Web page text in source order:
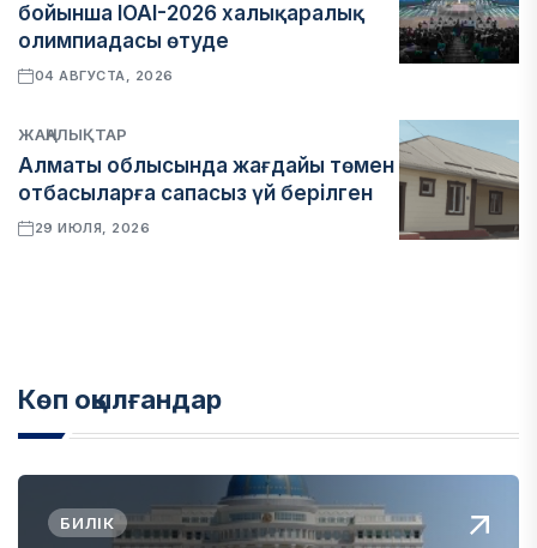
бойынша IOAI-2026 халықаралық
олимпиадасы өтуде
04 АВГУСТА, 2026
ЖАҢАЛЫҚТАР
Алматы облысында жағдайы төмен
отбасыларға сапасыз үй берілген
29 ИЮЛЯ, 2026
Көп оқылғандар
БИЛІК